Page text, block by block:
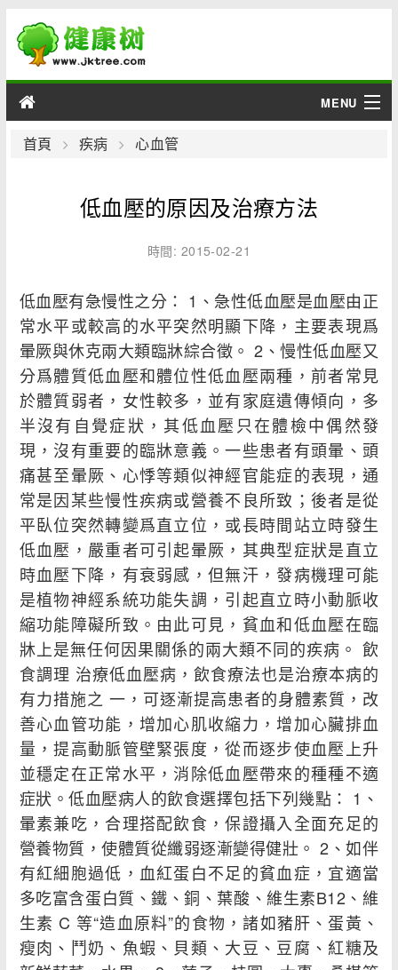
MENU
男性
綜合
疾病
首頁 疾病 心血管
低血壓的原因及治療方法
時間: 2015-02-21
低血壓有急慢性之分： 1、急性低血壓是血壓由正
常水平或較高的水平突然明顯下降，主要表現爲
暈厥與休克兩大類臨牀綜合徵。 2、慢性低血壓又
分爲體質低血壓和體位性低血壓兩種，前者常見
於體質弱者，女性較多，並有家庭遺傳傾向，多
半沒有自覺症狀，其低血壓只在體檢中偶然發
現，沒有重要的臨牀意義。一些患者有頭暈、頭
痛甚至暈厥、心悸等類似神經官能症的表現，通
常是因某些慢性疾病或營養不良所致；後者是從
平臥位突然轉變爲直立位，或長時間站立時發生
低血壓，嚴重者可引起暈厥，其典型症狀是直立
時血壓下降，有衰弱感，但無汗，發病機理可能
是植物神經系統功能失調，引起直立時小動脈收
縮功能障礙所致。由此可見，貧血和低血壓在臨
牀上是無任何因果關係的兩大類不同的疾病。 飲
食調理 治療低血壓病，飲食療法也是治療本病的
有力措施之 一，可逐漸提高患者的身體素質，改
善心血管功能，增加心肌收縮力，增加心臟排血
量，提高動脈管壁緊張度，從而逐步使血壓上升
並穩定在正常水平，消除低血壓帶來的種種不適
症狀。低血壓病人的飲食選擇包括下列幾點： 1、
暈素兼吃，合理搭配飲食，保證攝入全面充足的
營養物質，使體質從纖弱逐漸變得健壯。 2、如伴
有紅細胞過低，血紅蛋白不足的貧血症，宜適當
多吃富含蛋白質、鐵、銅、葉酸、維生素B12、維
生素 C 等“造血原料”的食物，諸如豬肝、蛋黃、
瘦肉、鬥奶、魚蝦、貝類、大豆、豆腐、紅糖及